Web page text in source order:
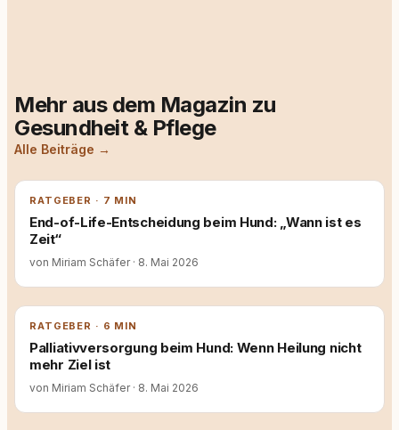
Mehr aus dem Magazin zu
Gesundheit & Pflege
Alle Beiträge →
RATGEBER · 7 MIN
End-of-Life-Entscheidung beim Hund: „Wann ist es
Zeit“
von Miriam Schäfer · 8. Mai 2026
RATGEBER · 6 MIN
Palliativversorgung beim Hund: Wenn Heilung nicht
mehr Ziel ist
von Miriam Schäfer · 8. Mai 2026